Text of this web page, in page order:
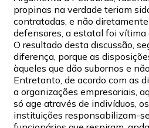
propinas na verdade teriam
contratadas, e não
defensores, a estatal foi vítima
O resultado desta discussão,
diferença, porque as
àqueles que dão subornos e
Entretanto, de acordo com as
a organizações empresariais,
só age através de indivíduos,
instituições responsabilizam-